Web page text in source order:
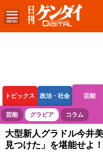
トピックス 政治・社会 芸能
ボートレース 競輪 オートレ
芸能 グラビア コラム
大型新人グラドル今井
見つけた」を堪能せよ！